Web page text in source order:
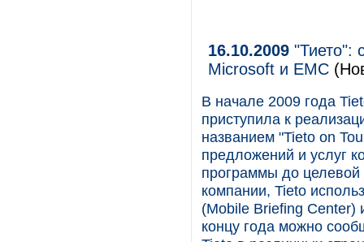
16.10.2009 "Тието":
Microsoft и EMC
В начале 2009 года
приступила к
названием "Tieto on
предложений и услуг
программы до целевой
компании, Tieto
(Mobile Briefing Center)
концу года можно